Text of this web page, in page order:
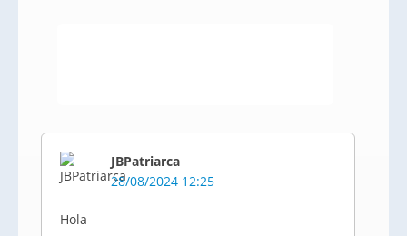
JBPatriarca
28/08/2024 12:25
Hola